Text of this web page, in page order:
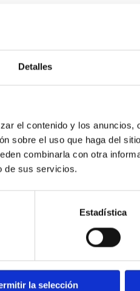
Detalles
el contenido y los anuncios,
sobre el uso que haga del
combinarla con otra
de sus servicios.
Estadística
la selección